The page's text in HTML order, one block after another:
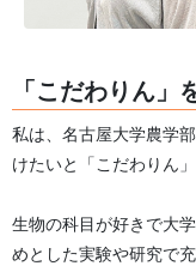
「こだわりん」
私は、名古屋大学農学
けたいと「こだわりん
生物の科目が好きで大
めとした実験や研究で